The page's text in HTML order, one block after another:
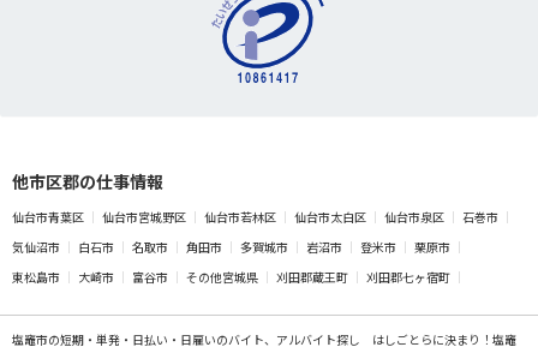
他市区郡の仕事情報
仙台市青葉区 仙台市宮城野区 仙台市若林区 仙台市太白区 仙台市泉区
石巻市
気仙沼市
白石市 名取市 角田市 多賀城市 岩沼市 登米市
栗原市
東松島市
大崎市 富谷市 その他宮城県 刈田郡蔵王町 刈田郡七ヶ宿町
塩竈市の短期・単発・日払い・日雇いのバイト、アルバイト探し はしごとらに決まり！塩竈